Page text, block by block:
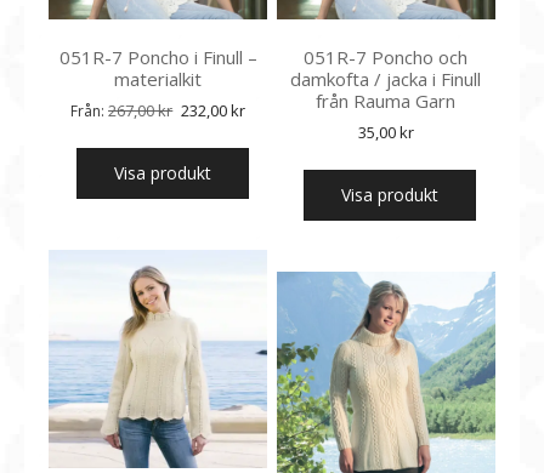
051R-7 Poncho i Finull –
materialkit
Från:267,00kr Det
priset
var:
267,00 kr.
232,00krDet
priset
232,00 kr.
Visa produkt
051R-7 Poncho och
damkofta / jacka i Finull
från Rauma Garn
35,00kr
Visa produkt